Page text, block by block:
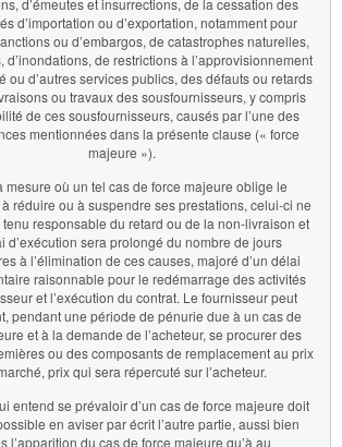
d’importation ou d’exportation, notamment pour
ou d’embargos, de catastrophes naturelles,
d’inondations, de restrictions à l’approvisionnement
ou d’autres services publics, des défauts ou retards
ou travaux des sousfournisseurs, y compris
de ces sousfournisseurs, causés par l’une des
mentionnées dans la présente clause (« force
majeure »).
mesure où un tel cas de force majeure oblige le
réduire ou à suspendre ses prestations, celui-ci ne
responsable du retard ou de la non-livraison et
d’exécution sera prolongé du nombre de jours
à l’élimination de ces causes, majoré d’un délai
raisonnable pour le redémarrage des activités
et l’exécution du contrat. Le fournisseur peut
pendant une période de pénurie due à un cas de
et à la demande de l’acheteur, se procurer des
ou des composants de remplacement au prix
prix qui sera répercuté sur l’acheteur.
entend se prévaloir d’un cas de force majeure doit
en aviser par écrit l’autre partie, aussi bien
l’apparition du cas de force majeure qu’à au